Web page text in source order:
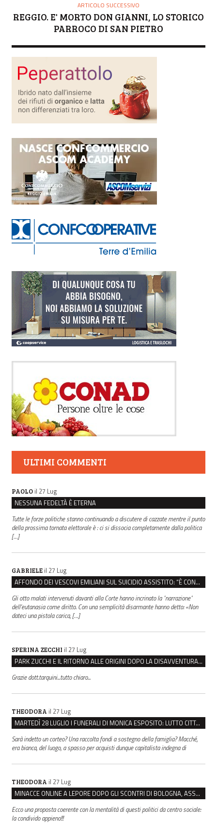
ARTICOLO SUCCESSIVO
REGGIO. E' MORTO DON GIANNI, LO STORICO
PARROCO DI SAN PIETRO
ULTIMI COMMENTI
PAOLO il 27 Lug
NESSUNA FEDELTÀ È ETERNA
Tutte le forze politiche stanno continuando a discutere di cazzate mentre il punto
della prossima tornata elettorale è : ci si dissocia completamente dalla politica
[…]
GABRIELE il 27 Lug
AFFONDO DEI VESCOVI EMILIANI SUL SUICIDIO ASSISTITO: “È CONTRO IL VALORE DELLA PERSONA”
Gli otto malati intervenuti davanti alla Corte hanno incrinato la "narrazione"
dell'eutanasia come diritto. Con una semplicità disarmante hanno detto: «Non
dateci una pistola carica, […]
SPERINA ZECCHI il 27 Lug
PARK ZUCCHI E IL RITORNO ALLE ORIGINI DOPO LA DISAVVENTURA CON REGGIO EMILIA PARCHEGGI
Grazie dott.tarquini...tutto chiaro...
THEODORA il 27 Lug
MARTEDÌ 28 LUGLIO I FUNERALI DI MONICA ESPOSITO: LUTTO CITTADINO A MODENA E NONANTOLA
Sarà indetto un corteo? Una raccolta fondi a sostegno della famiglia? Macché,
era bianca, del luogo, a spasso per acquisti dunque capitalista indegna di
THEODORA il 27 Lug
MINACCE ONLINE A LEPORE DOPO GLI SCONTRI DI BOLOGNA, ASSEGNATA LA SCORTA AL SINDACO
Ecco una proposta coerente con la mentalità di questi politici da centro sociale:
la condivido appieno!!!